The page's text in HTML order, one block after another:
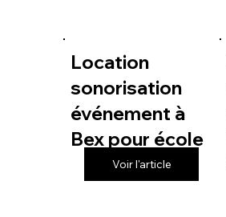
Location
sonorisation
événement à
Bex pour école
Voir l'article